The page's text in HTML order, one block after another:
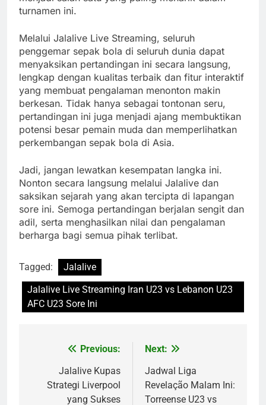
turnamen ini.
Melalui Jalalive Live Streaming, seluruh
penggemar sepak bola di seluruh dunia dapat
menyaksikan pertandingan ini secara langsung,
lengkap dengan kualitas terbaik dan fitur interaktif
yang membuat pengalaman menonton makin
berkesan. Tidak hanya sebagai tontonan seru,
pertandingan ini juga menjadi ajang membuktikan
potensi besar pemain muda dan memperlihatkan
perkembangan sepak bola di Asia.
Jadi, jangan lewatkan kesempatan langka ini.
Nonton secara langsung melalui Jalalive dan
saksikan sejarah yang akan tercipta di lapangan
sore ini. Semoga pertandingan berjalan sengit dan
adil, serta menghasilkan nilai dan pengalaman
berharga bagi semua pihak terlibat.
Tagged:
Jalalive
Jalalive Live Streaming Iran U23 vs Lebanon U23
AFC U23 Sore Ini
navigation
Previous:
Jalalive Kupas
Strategi Liverpool
yang Sukses
Next:
Jadwal Liga
Revelação Malam Ini:
Torreense U23 vs